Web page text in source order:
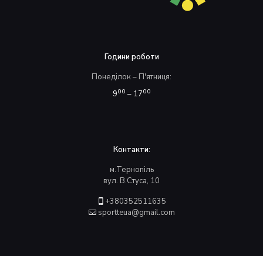
Години роботи
Понеділок – П'ятниця:
900 – 1700
Контакти:
м.Тернопіль
вул. В.Стуса, 10
+380352511635
sportteua@gmail.com